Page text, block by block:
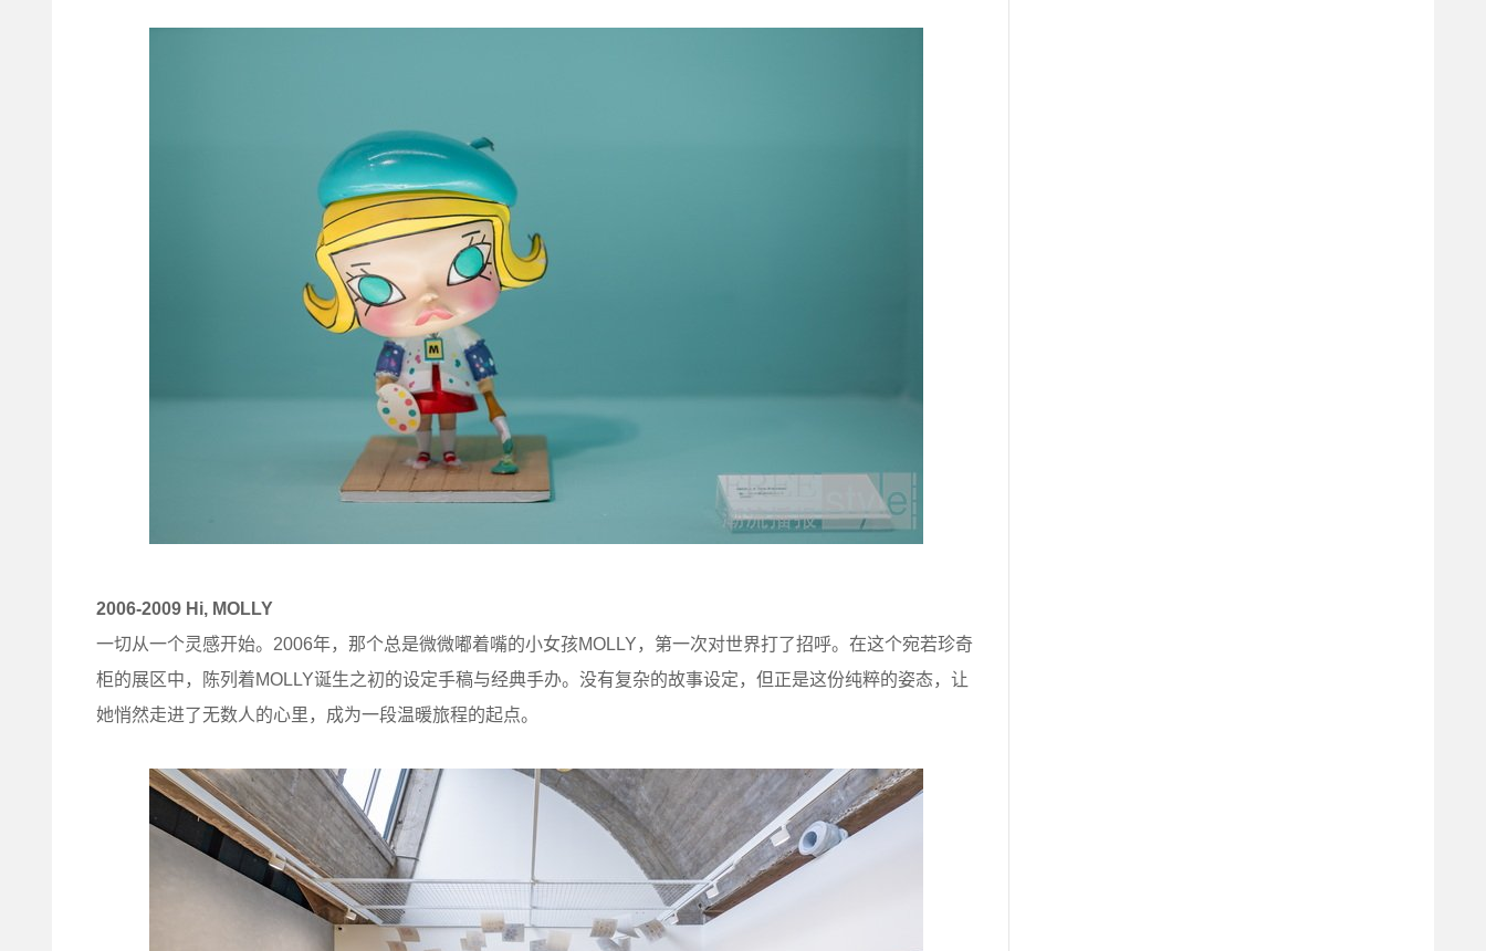
2006-2009 Hi, MOLLY
一切从一个灵感开始。2006年，那个总是微微嘟着嘴的小女孩MOLLY，第一次对世界打了招呼。在这个宛若珍奇
柜的展区中，陈列着MOLLY诞生之初的设定手稿与经典手办。没有复杂的故事设定，但正是这份纯粹的姿态，让
她悄然走进了无数人的心里，成为一段温暖旅程的起点。